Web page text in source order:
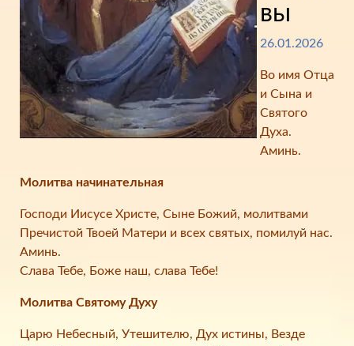
вы
26.01.2026
Во имя Отца
и Сына и
Святого
Духа.
Аминь.
Молитва начинательная
Господи Иисусе Христе, Сыне Божий, молитвами
Пречистой Твоей Матери и всех святых, помилуй нас.
Аминь.
Слава Тебе, Боже наш, слава Тебе!
Молитва Святому Духу
Царю Небесный, Утешителю, Дух истины, Везде